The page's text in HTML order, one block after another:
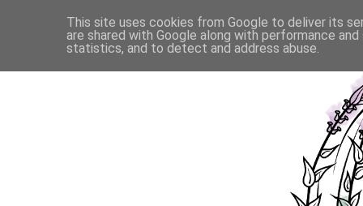
This site uses cookies from Google to deliver its
are shared with Google along with performance
statistics, and to detect and address abuse.